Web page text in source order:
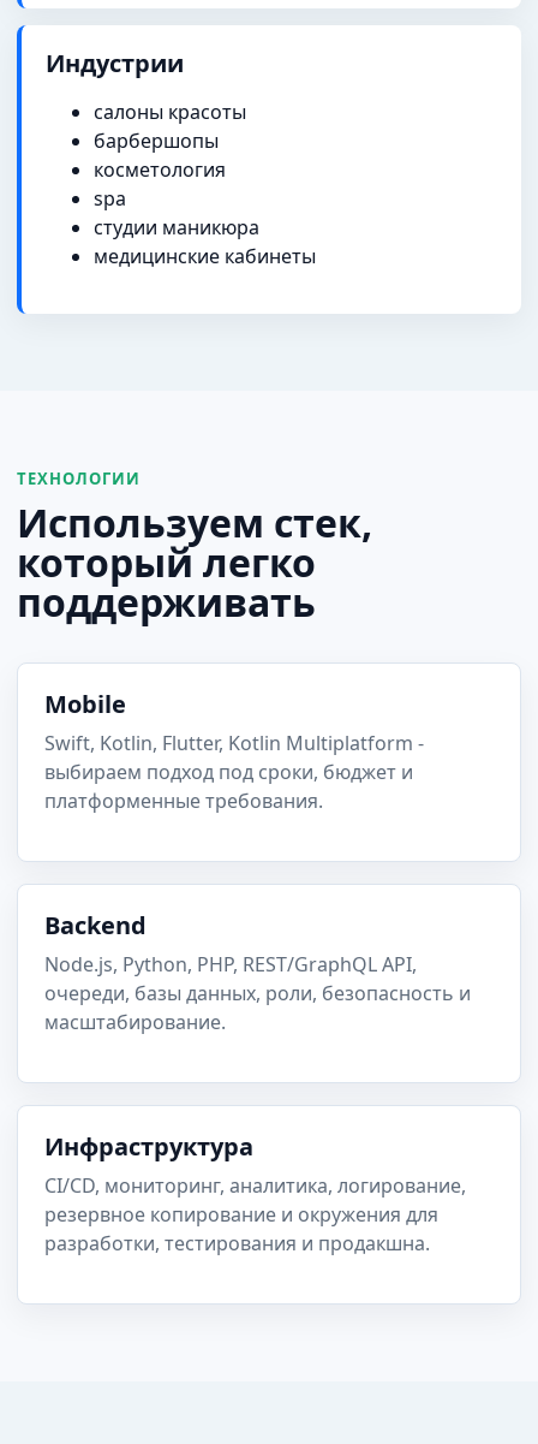
Индустрии
салоны красоты
барбершопы
косметология
spa
студии маникюра
медицинские кабинеты
ТЕХНОЛОГИИ
Используем стек,
который легко
поддерживать
Mobile
Swift, Kotlin, Flutter, Kotlin Multiplatform -
выбираем подход под сроки, бюджет и
платформенные требования.
Backend
Node.js, Python, PHP, REST/GraphQL API,
очереди, базы данных, роли, безопасность и
масштабирование.
Инфраструктура
CI/CD, мониторинг, аналитика, логирование,
резервное копирование и окружения для
разработки, тестирования и продакшна.